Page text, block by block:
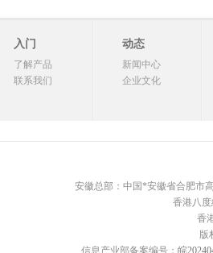
入门
了解产品
联系我们
动态
新闻中心
企业文化
安徽总部：中国*安徽省合肥市
香港八度
香
版
信息产业部备案编号： 皖